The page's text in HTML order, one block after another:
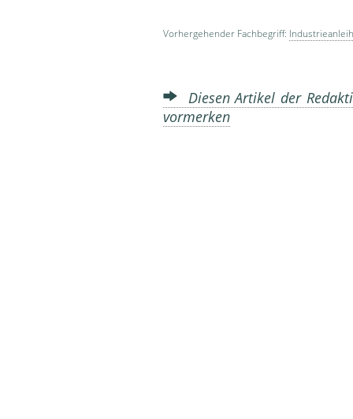
Vorhergehender Fachbegriff:
Diesen Artikel der
vormerken